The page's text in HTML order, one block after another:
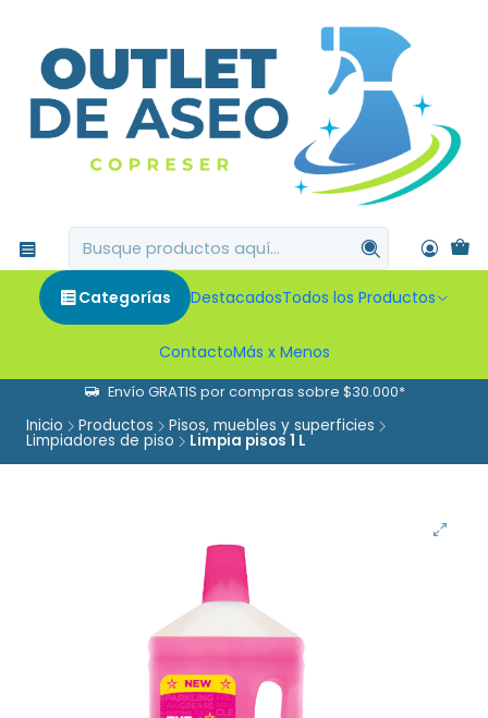
Categorías DestacadosTodos los Productos
ContactoMás x Menos
Envío GRATIS por compras sobre $30.000*
Inicio Productos Pisos, muebles y superficies
Limpiadores de piso Limpia pisos 1 L